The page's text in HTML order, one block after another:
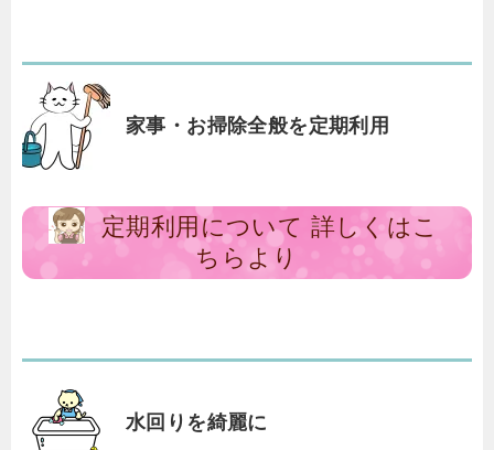
家事・お掃除全般を定期利用
定期利用について 詳しくはこ
ちらより
水回りを綺麗に